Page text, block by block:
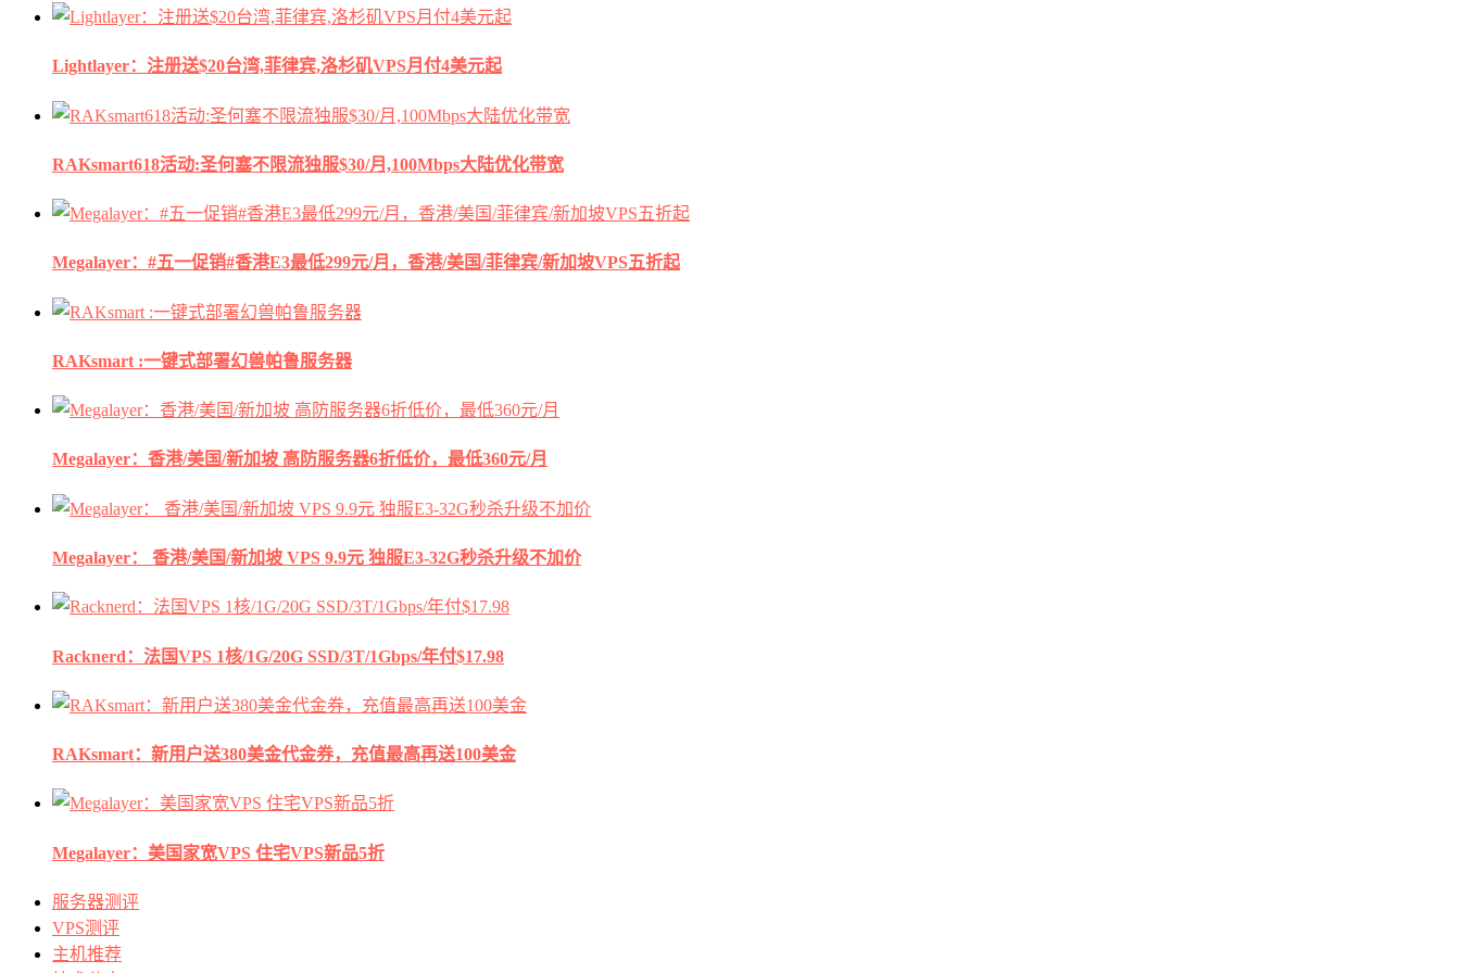
Lightlayer：注册送$20台湾,菲律宾,洛杉矶VPS月付4美元起
RAKsmart618活动:圣何塞不限流独服$30/月,100Mbps大陆优化带宽
Megalayer：#五一促销#香港E3最低299元/月，香港/美国/菲律宾/新加坡VPS五折起
RAKsmart :一键式部署幻兽帕鲁服务器
Megalayer：香港/美国/新加坡 高防服务器6折低价，最低360元/月
Megalayer： 香港/美国/新加坡 VPS 9.9元 独服E3-32G秒杀升级不加价
Racknerd：法国VPS 1核/1G/20G SSD/3T/1Gbps/年付$17.98
RAKsmart：新用户送380美金代金券，充值最高再送100美金
Megalayer：美国家宽VPS 住宅VPS新品5折
服务器测评
VPS测评
主机推荐